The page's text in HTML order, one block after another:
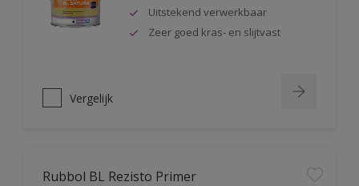
Uitstekend verwerkbaar
Zeer goed kras- en slijtvast
Vergelijk
Rubbol BL Rezisto Primer